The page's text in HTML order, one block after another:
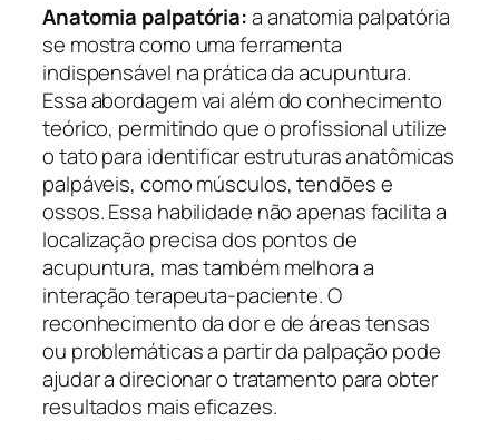
Anatomia palpatória:a anatomia palpatória
se mostra como uma ferramenta
indispensável na prática da acupuntura.
Essa abordagem vai além do conhecimento
teórico, permitindo que o profissional utilize
o tato para identificar estruturas anatômicas
palpáveis, como músculos, tendões e
ossos. Essa habilidade não apenas facilita a
localização precisa dos pontos de
acupuntura, mas também melhora a
interação terapeuta-paciente. O
reconhecimento da dor e de áreas tensas
ou problemáticas a partir da palpação pode
ajudar a direcionar o tratamento para obter
resultados mais eficazes.